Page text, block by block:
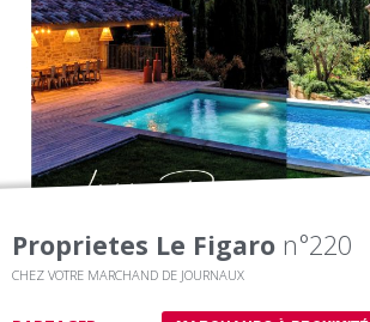
Proprietes Le Figaro n°220
CHEZ VOTRE MARCHAND DE JOURNAUX